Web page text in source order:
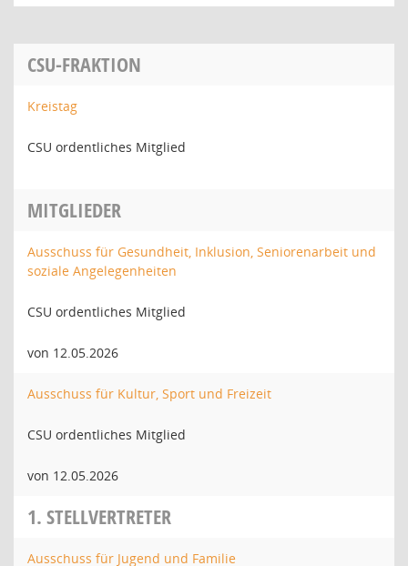
CSU-FRAKTION
Kreistag
CSU ordentliches Mitglied
MITGLIEDER
Ausschuss für Gesundheit, Inklusion, Seniorenarbeit und
soziale Angelegenheiten
CSU ordentliches Mitglied
von 12.05.2026
Ausschuss für Kultur, Sport und Freizeit
CSU ordentliches Mitglied
von 12.05.2026
1. STELLVERTRETER
Ausschuss für Jugend und Familie